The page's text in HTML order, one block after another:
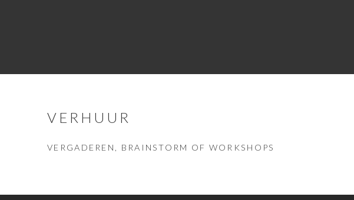
VERHUUR
VERGADEREN, BRAINSTORM OF WORKSHOPS